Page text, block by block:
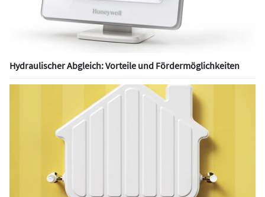
Hydraulischer Abgleich: Vorteile und Fördermöglichkeiten